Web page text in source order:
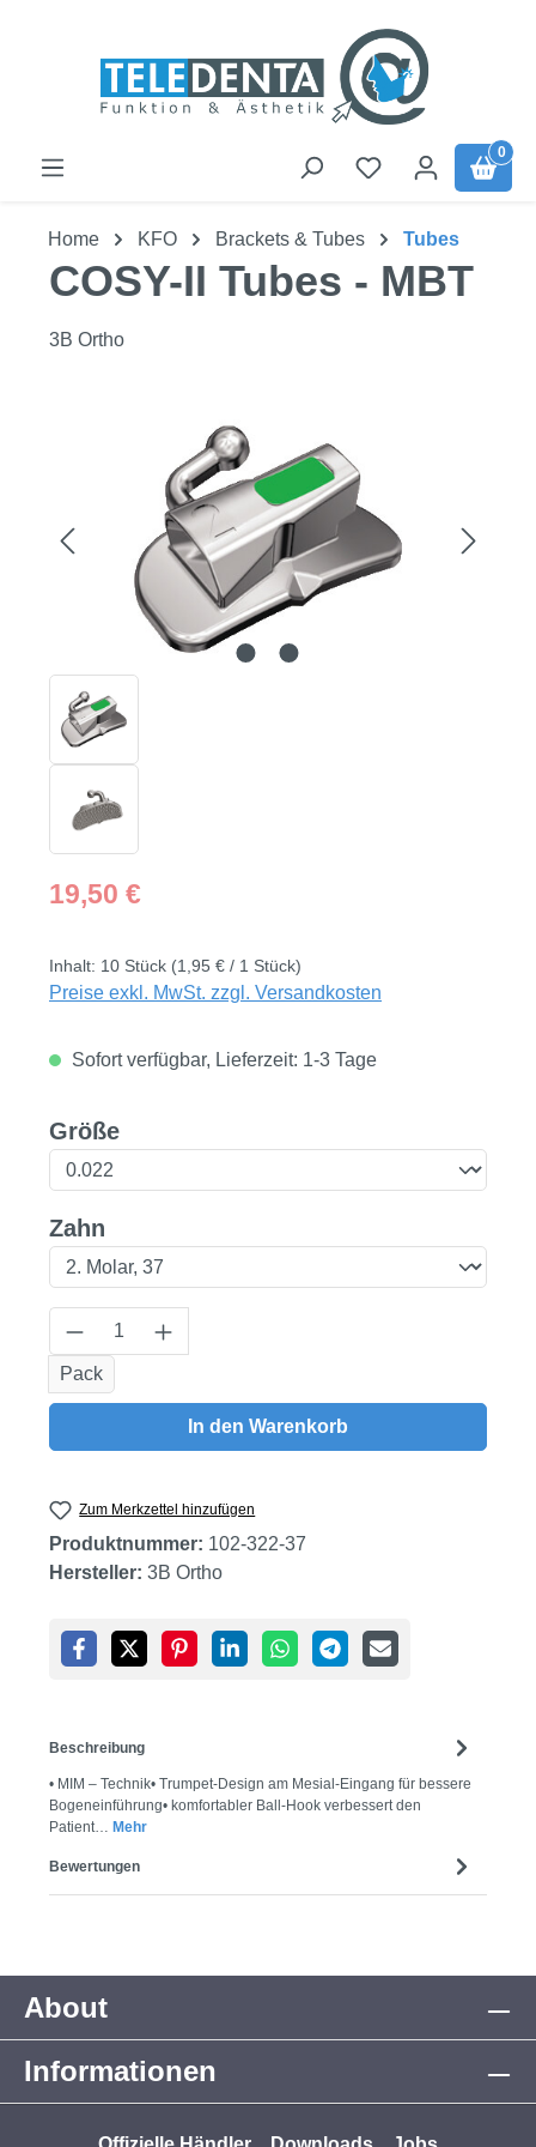
0
Home KFO Brackets & Tubes Tubes
COSY-II Tubes - MBT
3B Ortho
Regulärer Preis:
19,50 €
Inhalt: 10 Stück (1,95 € / 1 Stück)
Preise exkl. MwSt. zzgl. Versandkosten
Sofort verfügbar, Lieferzeit: 1-3 Tage
Größeauswählen
Zahn
Produkt Anzahl: Gib den gewünschten
Pack
In den Warenkorb
Zum Merkzettel hinzufügen
Produktnummer: 102-322-37
Hersteller: 3B Ortho
Beschreibung
• MIM – Technik• Trumpet-Design am Mesial-Eingang für bessere
Bogeneinführung• komfortabler Ball-Hook verbessert den
Patient… Mehr
Bewertungen
About
Informationen